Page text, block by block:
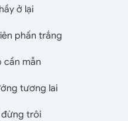
ở lại
phấn trắng
cần mẫn
tương lai
đừng trôi